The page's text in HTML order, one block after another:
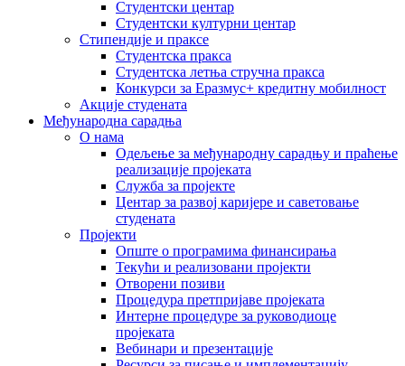
Студентски центар
Студентски културни центар
Стипендије и праксе
Студентска пракса
Студентска летња стручна пракса
Конкурси за Еразмус+ кредитну мобилност
Акције студената
Међународна сарадња
О нама
Одељење за међународну сарадњу и праћење
реализације пројеката
Служба за пројекте
Центар за развој каријере и саветовање
студената
Пројекти
Опште о програмима финансирања
Текући и реализовани пројекти
Отворени позиви
Процедура претпријаве пројеката
Интерне процедуре за руководиоце
пројеката
Вебинари и презентације